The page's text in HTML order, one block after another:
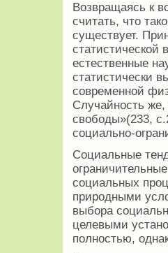
Возвращаясь к
считать, что
существует.
статистической
естественные
статистически
современной
Случайность
свободы»(233,
социально-
Социальные
социальных
природными
выбора
целевыми
полностью,